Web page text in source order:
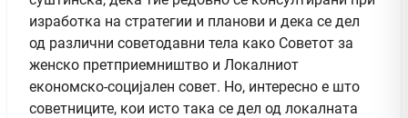
изработка на стратегии и планови и дека се дел
од различни советодавни тела како Советот за
женско претприемништво и Локалниот
економско-социјален совет. Но, интересно е што
советниците, кои исто така се дел од локалната